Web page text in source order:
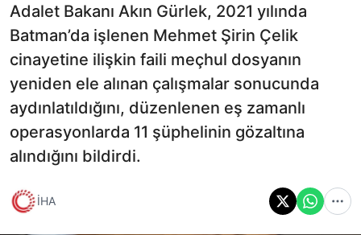
Adalet Bakanı Akın Gürlek, 2021 yılında
Batman’da işlenen Mehmet Şirin Çelik
cinayetine ilişkin faili meçhul dosyanın
yeniden ele alınan çalışmalar sonucunda
aydınlatıldığını, düzenlenen eş zamanlı
operasyonlarda 11 şüphelinin gözaltına
alındığını bildirdi.
İHA